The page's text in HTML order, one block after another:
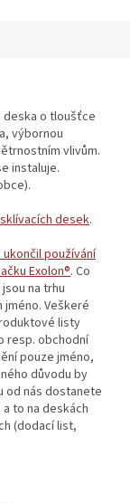
deska o tloušťce
výbornou
vlivům.
instaluje.
desek.
používání
Exolon®. Co
na trhu
Veškeré
listy
resp. obchodní
pouze jméno,
důvodu by
od nás dostanete
to na deskách
(dodací list,